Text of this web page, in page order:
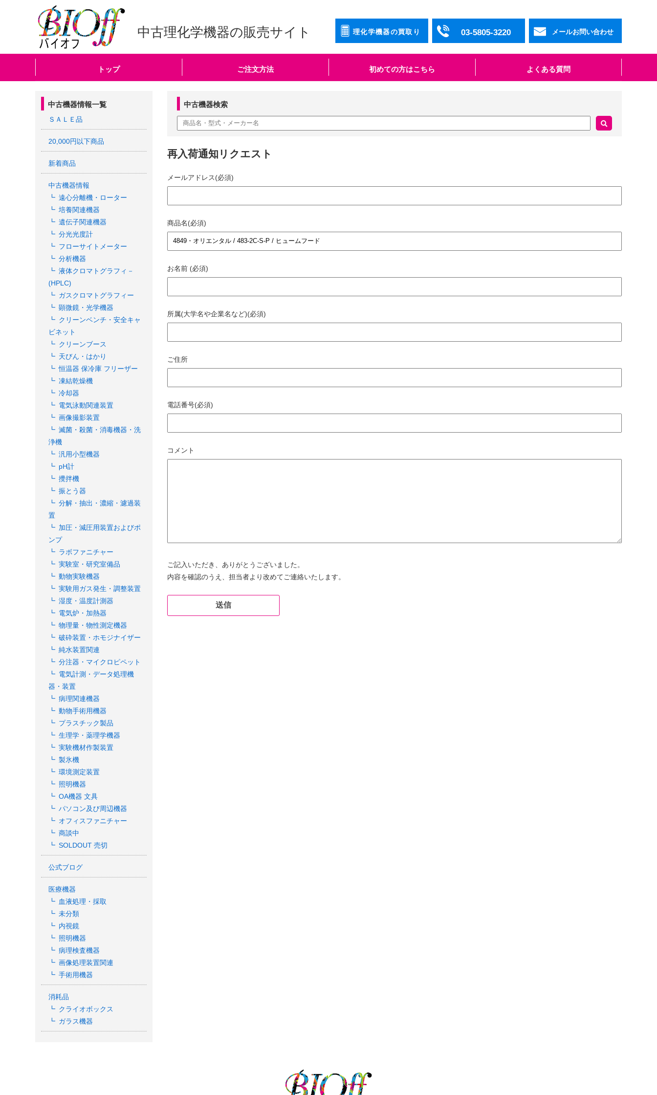
中古理化学機器の販売サイト 理化学機器の買取り 03-5805-3220 メールお問い合わせ
トップ ご注文方法 初めての方はこちら よくある質問
中古機器情報一覧
ＳＡＬＥ品
20,000円以下商品
新着商品
中古機器情報
遠心分離機・ローター
培養関連機器
遺伝子関連機器
分光光度計
フローサイトメーター
分析機器
液体クロマトグラフィ－
(HPLC)
ガスクロマトグラフィー
顕微鏡・光学機器
クリーンベンチ・安全キャ
ビネット
クリーンブース
天びん・はかり
恒温器 保冷庫 フリーザー
凍結乾燥機
冷却器
電気泳動関連装置
画像撮影装置
滅菌・殺菌・消毒機器・洗
浄機
汎用小型機器
pH計
攪拌機
振とう器
分解・抽出・濃縮・濾過装
置
加圧・減圧用装置およびポ
ンプ
ラボファニチャー
実験室・研究室備品
動物実験機器
実験用ガス発生・調整装置
湿度・温度計測器
電気炉・加熱器
物理量・物性測定機器
破砕装置・ホモジナイザー
純水装置関連
分注器・マイクロピペット
電気計測・データ処理機
器・装置
病理関連機器
動物手術用機器
プラスチック製品
生理学・薬理学機器
実験機材作製装置
製氷機
環境測定装置
照明機器
OA機器 文具
パソコン及び周辺機器
オフィスファニチャー
商談中
SOLDOUT 売切
公式ブログ
医療機器
血液処理・採取
未分類
内視鏡
照明機器
病理検査機器
画像処理装置関連
手術用機器
消耗品
クライオボックス
ガラス機器
中古機器検索
再入荷通知リクエスト
メールアドレス(必須)
商品名(必須)
お名前 (必須)
所属(大学名や企業名など)(必須)
ご住所
電話番号(必須)
コメント
ご記入いただき、ありがとうございました。
内容を確認のうえ、担当者より改めてご連絡いたします。